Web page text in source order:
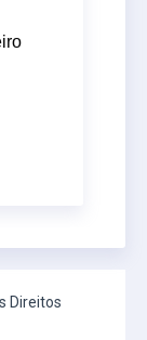
Direitos